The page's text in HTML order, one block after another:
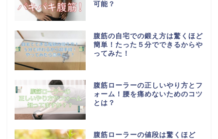
可能？
腹筋の自宅での鍛え方は驚くほど
簡単！たった５分でできるからや
ってみた！
腹筋ローラーの正しいやり方とフ
ォーム！腰を痛めないためのコツ
とは？
腹筋ローラーの値段は驚くほど